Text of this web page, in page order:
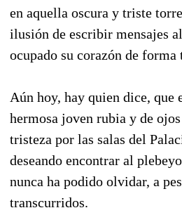
en aquella oscura y triste
ilusión de escribir mensajes
ocupado su corazón de forma
Aún hoy, hay quien dice, que
hermosa joven rubia y de
tristeza por las salas del
deseando encontrar al
nunca ha podido olvidar, a
transcurridos.